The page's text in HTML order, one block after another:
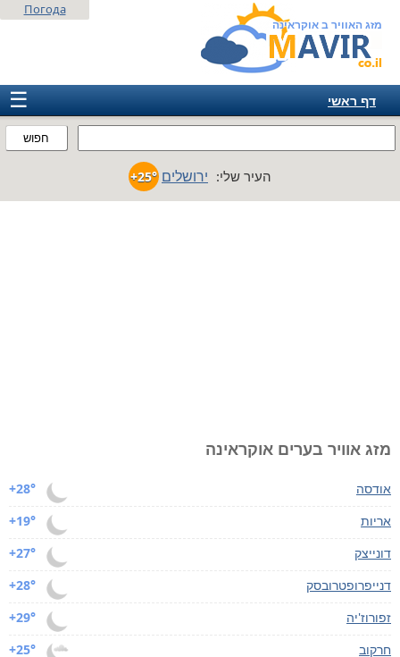
מזג האוויר ב אוקראינה
חפוש
Погода
☰
דף ראשי
אמריקה
העיר שלי: ירושלים +25°
מזג אוויר בערים אוקראינה
+28°
אודסה
+19°
אריות
+27°
דונייצק
+28°
דנייפרופטרובסק
+29°
זפורוז'יה
+25°
חרקוב